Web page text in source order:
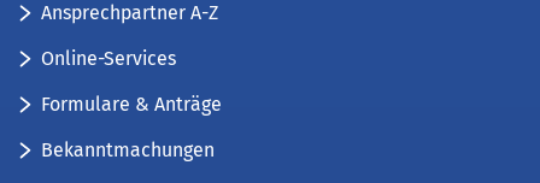
Ansprechpartner A-Z
Online-Services
Formulare & Anträge
Bekanntmachungen